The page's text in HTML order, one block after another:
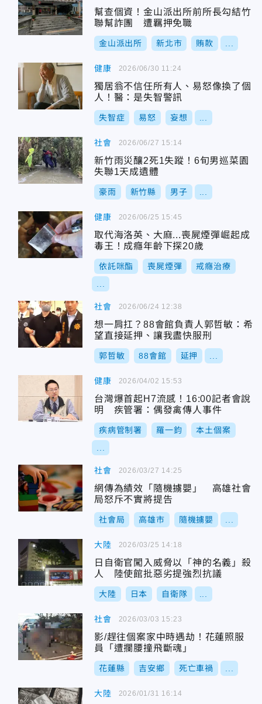
幫查個資！金山派出所前所長勾結竹
聯幫詐團 遭羈押免職
金山派出所 新北市 賄款
健康
獨居翁不信任所有人、易怒像換了個
人！醫：是失智警訊
失智症 易怒 妄想
2026/06/30 11:24
社會
新竹雨災釀2死1失蹤！6旬男巡菜園
失聯1天成遺體
豪雨 新竹縣 男子
2026/06/27 15:14
健康
取代海洛英、大麻...喪屍煙彈崛起成
毒王！成癮年齡下探20歲
依託咪酯 喪屍煙彈 戒癮治療
2026/06/25 15:45
社會
想一肩扛？88會館負責人郭哲敏：希
望直接延押、讓我盡快服刑
郭哲敏 88會館 延押
2026/06/24 12:38
健康
台灣爆首起H7流感！16:00記者會說
明 疾管署：偶發禽傳人事件
疾病管制署 羅一鈞 本土個案
2026/04/02 15:53
社會
網傳為績效「隨機擄嬰」 高雄社會
局怒斥不實將提告
社會局 高雄市 隨機擄嬰
2026/03/27 14:25
大陸
日自衛官闖入威脅以「神的名義」殺
人 陸使館批惡劣提強烈抗議
大陸 日本 自衛隊
2026/03/25 14:18
社會
影/趕往個案家中時遇劫！花蓮照服
員「遭攔腰撞飛斷魂」
花蓮縣 吉安鄉 死亡車禍
2026/03/03 15:23
大陸 2026/01/31 16:14